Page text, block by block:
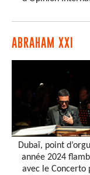
ABRAHAM XXI
Dubaï, point
année 2024
avec le Concerto